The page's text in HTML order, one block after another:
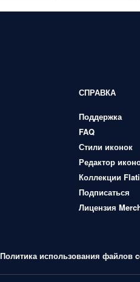
СПРАВКА
Поддержка
FAQ
Стили иконок
Редактор
Коллекции
Подписаться
Лицензия
Политика использования файлов